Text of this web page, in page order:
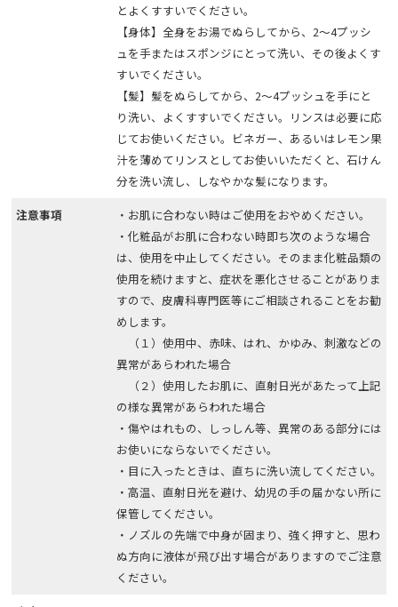
とよくすすいでください。
【身体】全身をお湯でぬらしてから、2～4プッシ
ュを手またはスポンジにとって洗い、その後よくす
すいでください。
【髪】髪をぬらしてから、2～4プッシュを手にと
り洗い、よくすすいでください。リンスは必要に応
じてお使いください。ビネガー、あるいはレモン果
汁を薄めてリンスとしてお使いいただくと、石けん
分を洗い流し、しなやかな髪になります。
注意事項
・お肌に合わない時はご使用をおやめください。
・化粧品がお肌に合わない時即ち次のような場合
は、使用を中止してください。そのまま化粧品類の
使用を続けますと、症状を悪化させることがありま
すので、皮膚科専門医等にご相談されることをお勧
めします。
（１）使用中、赤味、はれ、かゆみ、刺激などの
異常があらわれた場合
（２）使用したお肌に、直射日光があたって上記
の様な異常があらわれた場合
・傷やはれもの、しっしん等、異常のある部分には
お使いにならないでください。
・目に入ったときは、直ちに洗い流してください。
・高温、直射日光を避け、幼児の手の届かない所に
保管してください。
・ノズルの先端で中身が固まり、強く押すと、思わ
ぬ方向に液体が飛び出す場合がありますのでご注意
ください。